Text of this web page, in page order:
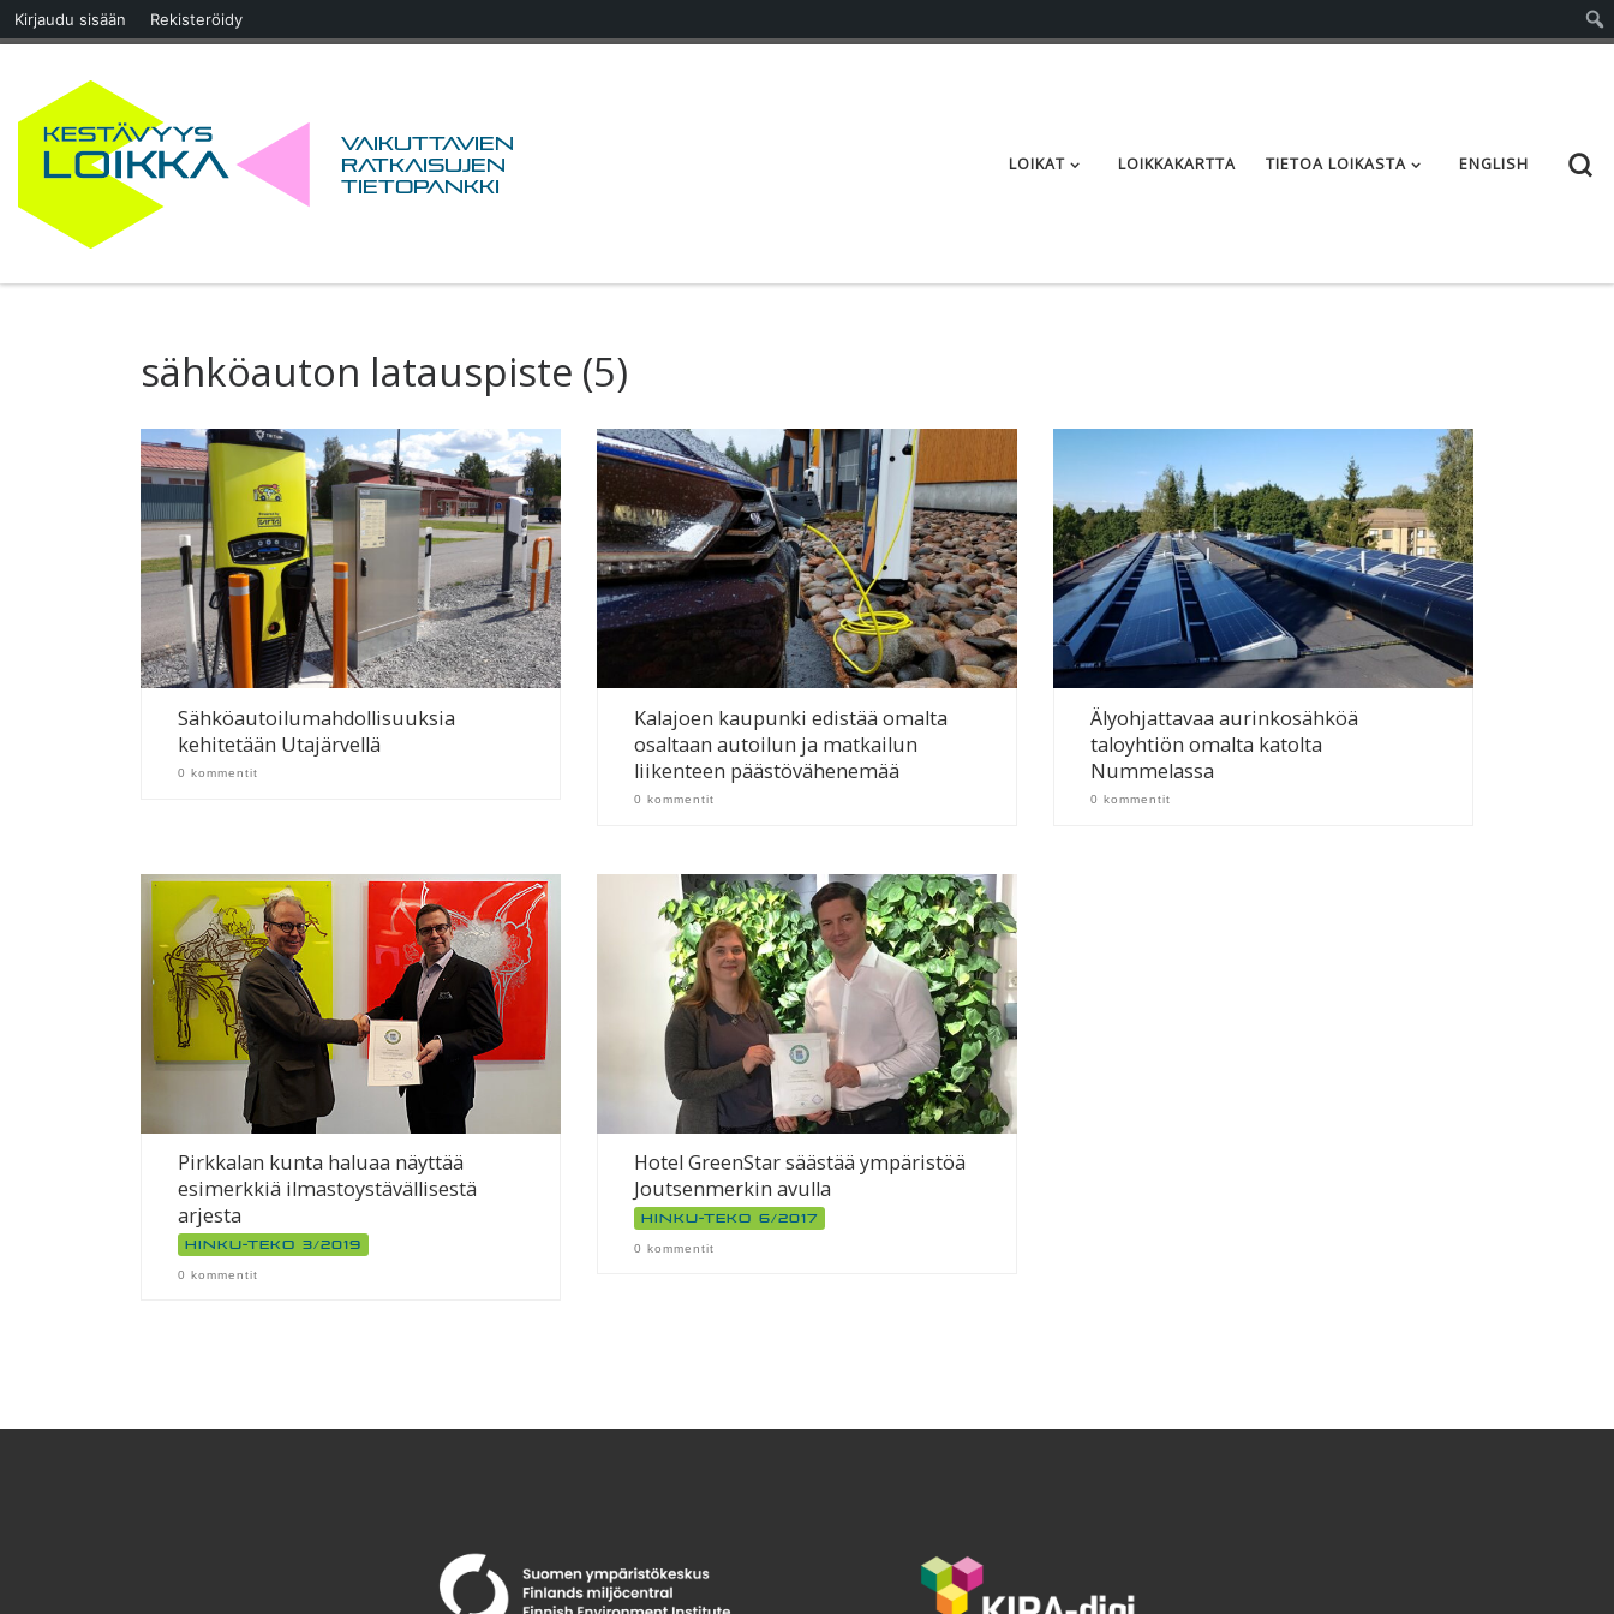
Kirjaudu sisään Rekisteröidy
Skip to content
Vaikuttavien
ratkaisujen
tietopankki
LOIKAT LOIKKAKARTTA TIETOA LOIKASTA ENGLISH
sähköauton latauspiste (5)
Sähköautoilumahdollisuuksia
kehitetään Utajärvellä
0 kommentit
Kalajoen kaupunki edistää omalta
osaltaan autoilun ja matkailun
liikenteen päästövähenemää
0 kommentit
Älyohjattavaa aurinkosähköä
taloyhtiön omalta katolta
Nummelassa
0 kommentit
Pirkkalan kunta haluaa näyttää
esimerkkiä ilmastoystävällisestä
arjesta
Hinku-teko 3/2019
0 kommentit
Hotel GreenStar säästää ympäristöä
Joutsenmerkin avulla
Hinku-teko 6/2017
0 kommentit